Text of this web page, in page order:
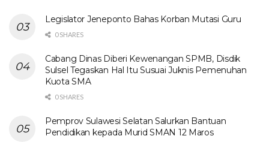
Legislator Jeneponto Bahas Korban Mutasi Guru
0 SHARES
Cabang Dinas Diberi Kewenangan SPMB, Disdik
Sulsel Tegaskan Hal Itu Susuai Juknis Pemenuhan
Kuota SMA
0 SHARES
Pemprov Sulawesi Selatan Salurkan Bantuan
Pendidikan kepada Murid SMAN 12 Maros